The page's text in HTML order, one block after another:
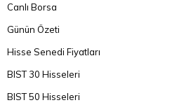
Canlı Borsa
Günün Özeti
Hisse Senedi Fiyatları
BIST 30 Hisseleri
BIST 50 Hisseleri